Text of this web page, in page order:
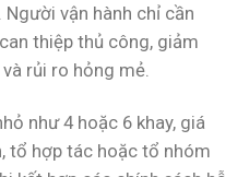
vận hành chỉ cần
thiệp thủ công, giảm
rủi ro hỏng mẻ.
như 4 hoặc 6 khay, giá
tổ hợp tác hoặc tổ nhóm